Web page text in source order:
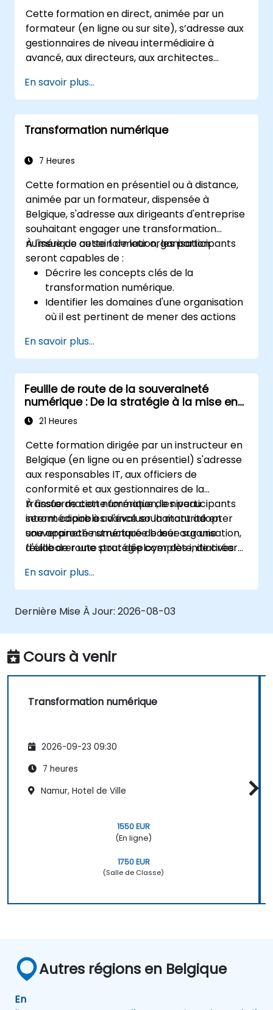
d'informatique en périphérie pour la
maintenance prédictive et la prise de
décision en temps réel.
Cette formation en direct, animée par un
formateur (en ligne ou sur site), s’adresse aux
gestionnaires de niveau intermédiaire à
avancé, aux directeurs, aux architectes
transformation des affaires qui souhaitent
établir, exploiter et déployer à grande échelle
un Centre d’excellence (CoE) performant au
sein de leur organisation.
En savoir plus...
Transformation numérique
7 Heures
Cette formation en présentiel ou à distance,
animée par un formateur, dispensée à
Belgique, s'adresse aux dirigeants d'entreprise
souhaitant engager une transformation
numérique au sein de leur organisation.
À l'issue de cette formation, les participants
seront capables de :
Décrire les concepts clés de la
transformation numérique.
Identifier les domaines d'une organisation
où il est pertinent de mener des actions
Élaborer une stratégie de numérisation
décrivant les changements nécessaires
en termes de processus, de technologies
et de formation.
En savoir plus...
Feuille de route de la souveraineté
numérique : De la stratégie à la mise en
œuvre21 Heures
Cette formation dirigée par un instructeur en
Belgique (en ligne ou en présentiel) s'adresse
aux responsables IT, aux officiers de
conformité et aux gestionnaires de la
transformation numérique de niveau
intermédiaire à avancé souhaitant adopter
une approche structurée basée sur une
feuille de route pour déployer des initiatives
À l'issue de cette formation, les participants
seront capables d'évaluer la maturité en
souveraineté numérique de leur organisation,
d'élaborer une stratégie complète, de créer
d'établir des cadres de gouvernance.
En savoir plus...
Dernière Mise À Jour: 2026-08-03
Cours à venir
Transformation numérique
2026-09-23 09:30
7 heures
Namur, Hotel de Ville
1550 EUR
(En ligne)
1750 EUR
(Salle de Classe)
Autres régions en Belgique
En